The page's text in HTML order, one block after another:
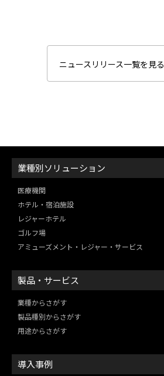
ニュースリリース一覧を見る
業種別ソリューション
医療機関
ホテル・宿泊施設
レジャーホテル
ゴルフ場
アミューズメント・レジャー・ サービス
製品・サービス
業種からさがす
製品種別からさがす
用途からさがす
導入事例